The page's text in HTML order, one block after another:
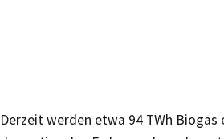
Derzeit werden etwa 94 TWh